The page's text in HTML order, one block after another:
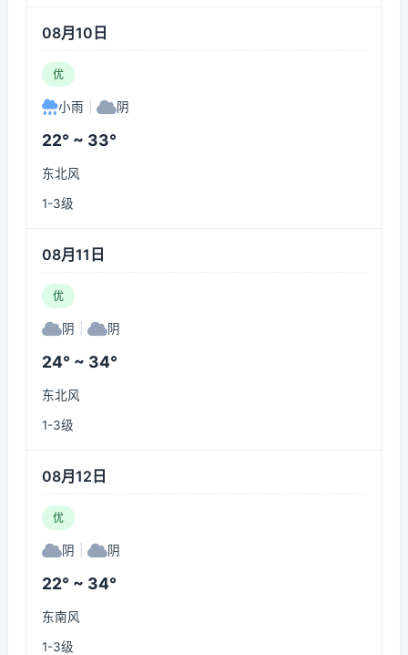
08月10日
优
小雨 阴
22° ~ 33°
东北风
1-3级
08月11日
优
阴 阴
24° ~ 34°
东北风
1-3级
08月12日
优
阴 阴
22° ~ 34°
东南风
1-3级